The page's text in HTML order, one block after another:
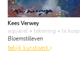
Kees Verwey
aquarel • tekening • te koop
Bloemstilleven
bekijk kunstwerk